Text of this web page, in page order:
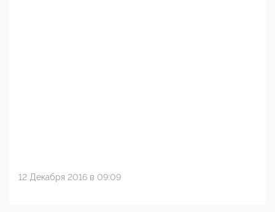
12 Декабря 2016 в 09:09